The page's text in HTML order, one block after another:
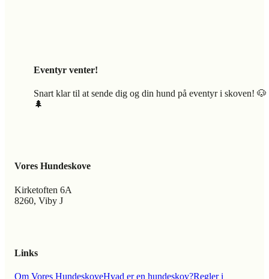
Eventyr venter!
Snart klar til at sende dig og din hund på eventyr i skoven! 🐶
🌲
Vores Hundeskove
Kirketoften 6A
8260, Viby J
Links
Om Vores HundeskoveHvad er en hundeskov?Regler i